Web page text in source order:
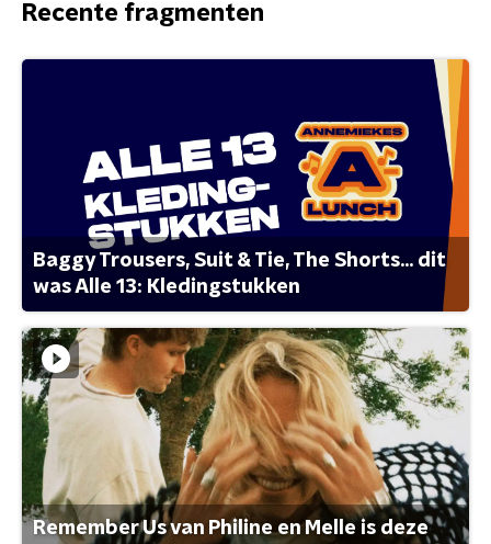
Recente fragmenten
Baggy Trousers, Suit & Tie, The Shorts... dit
was Alle 13: Kledingstukken
Remember Us van Philine en Melle is deze